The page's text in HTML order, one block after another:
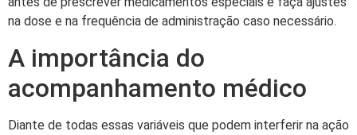
na dose e na frequência de administração caso necessário.
A importância do
acompanhamento médico
Diante de todas essas variáveis que podem interferir na ação